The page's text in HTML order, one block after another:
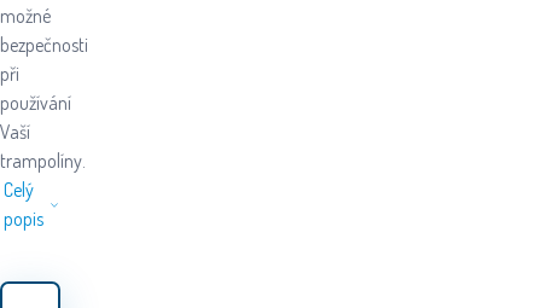
možné
bezpečnosti
při
používání
Vaší
trampolíny.
Celý
popis